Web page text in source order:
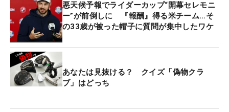
悪天候予報でライダーカップ“開幕セレモニ
ー”が前倒しに 『報酬』得る米チーム…そ
の33歳が被った帽子に質問が集中したワケ
あなたは見抜ける？ クイズ「偽物クラ
ブ」はどっち